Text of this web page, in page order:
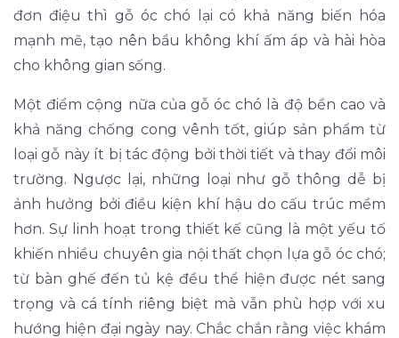
đơn điệu thì gỗ óc chó lại có khả năng biến hóa
mạnh mẽ, tạo nên bầu không khí ấm áp và hài hòa
cho không gian sống.
Một điểm cộng nữa của gỗ óc chó là độ bền cao và
khả năng chống cong vênh tốt, giúp sản phẩm từ
loại gỗ này ít bị tác động bởi thời tiết và thay đổi môi
trường. Ngược lại, những loại như gỗ thông dễ bị
ảnh hưởng bởi điều kiện khí hậu do cấu trúc mềm
hơn. Sự linh hoạt trong thiết kế cũng là một yếu tố
khiến nhiều chuyên gia nội thất chọn lựa gỗ óc chó;
từ bàn ghế đến tủ kệ đều thể hiện được nét sang
trọng và cá tính riêng biệt mà vẫn phù hợp với xu
hướng hiện đại ngày nay. Chắc chắn rằng việc khám